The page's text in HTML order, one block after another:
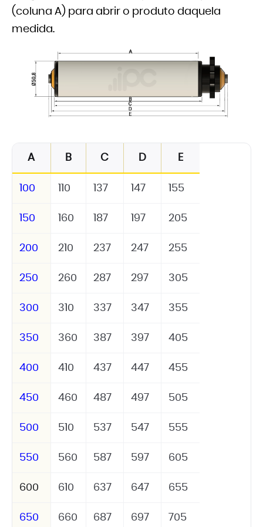
(coluna A) para abrir o produto daquela
medida.
A B C D E
100 110 137 147 155
150 160 187 197 205
200 210 237 247 255
250 260 287 297 305
300 310 337 347 355
350 360 387 397 405
400 410 437 447 455
450 460 487 497 505
500 510 537 547 555
550 560 587 597 605
600 610 637 647 655
650 660 687 697 705